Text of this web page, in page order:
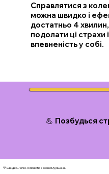
Справлятися з
можна швидко і
достатньо 4
подолати ці страхи
впевненість у собі.
💪 Позбудься
💛 Швидко. Легко. І з ясністю в кожному рішенні.